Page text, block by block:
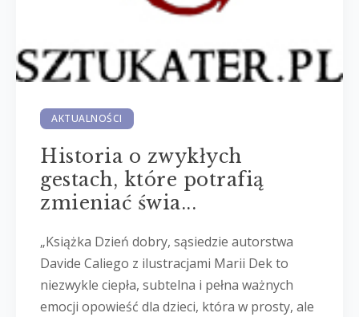
AKTUALNOŚCI
Historia o zwykłych
gestach, które potrafią
zmieniać świa...
„Książka Dzień dobry, sąsiedzie autorstwa
Davide Caliego z ilustracjami Marii Dek to
niezwykle ciepła, subtelna i pełna ważnych
emocji opowieść dla dzieci, która w prosty, ale